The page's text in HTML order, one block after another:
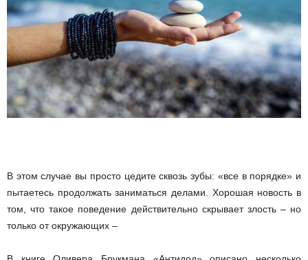
В этом случае вы просто цедите сквозь зубы: «все в порядке» и
пытаетесь продолжать заниматься делами. Хорошая новость в
том, что такое поведение действительно скрывает злость – но
только от окружающих –